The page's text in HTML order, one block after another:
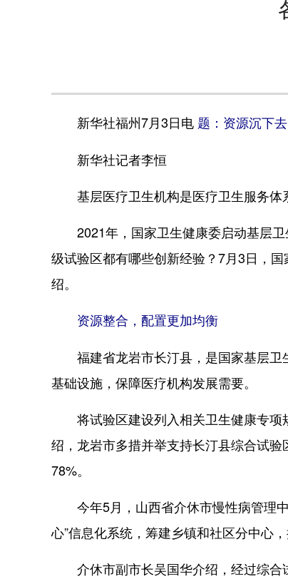
新华社福州7月3日电 题：资源沉下
新华社记者李恒
基层医疗卫生机构是医疗卫生服务体
2021年，国家卫生健康委启动基层卫
级试验区都有哪些创新经验？7月3日，
绍。
资源整合，配置更加均衡
福建省龙岩市长汀县，是国家基层卫
基础设施，保障医疗机构发展需要。
将试验区建设列入相关卫生健康专项
绍，龙岩市多措并举支持长汀县综合试
78%。
今年5月，山西省介休市慢性病管理中
心”信息化系统，筹建乡镇和社区分中心
介休市副市长吴国华介绍，经过综合